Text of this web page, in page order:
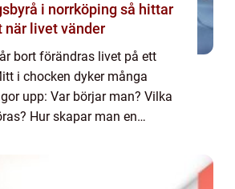
i norrköping så hittar
när livet vänder
bort förändras livet på ett
i chocken dyker många
upp: Var börjar man? Vilka
Hur skapar man en
skenar? I Norrköping